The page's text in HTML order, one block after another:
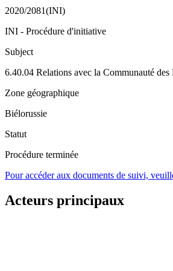
2020/2081(INI)
INI - Procédure d'initiative
Subject
6.40.04 Relations avec la Communauté
Zone géographique
Biélorussie
Statut
Procédure terminée
Pour accéder aux documents de suivi,
Acteurs principaux